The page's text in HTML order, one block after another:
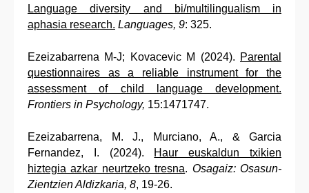
Language diversity and bi/multilingualism in
aphasia research. Languages, 9: 325.
Ezeizabarrena M-J; Kovacevic M (2024). Parental
questionnaires as a reliable instrument for the
assessment of child language development.
Frontiers in Psychology, 15:1471747.
Ezeizabarrena, M. J., Murciano, A., & Garcia
Fernandez, I. (2024). Haur euskaldun txikien
hiztegia azkar neurtzeko tresna. Osagaiz: Osasun-
Zientzien Aldizkaria, 8, 19-26.